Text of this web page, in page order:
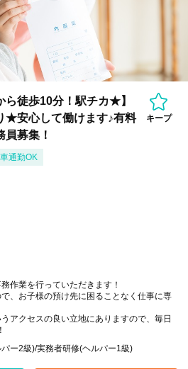
ら徒歩10分！駅チカ★】
★安心して働けます♪有料
募集！
キープ
車通勤OK
作業を行っていただきます！
、お子様の預け先に困ることなく仕事に専
アクセスの良い立地にありますので、毎日
ー2級)/実務者研修(ヘルパー1級)